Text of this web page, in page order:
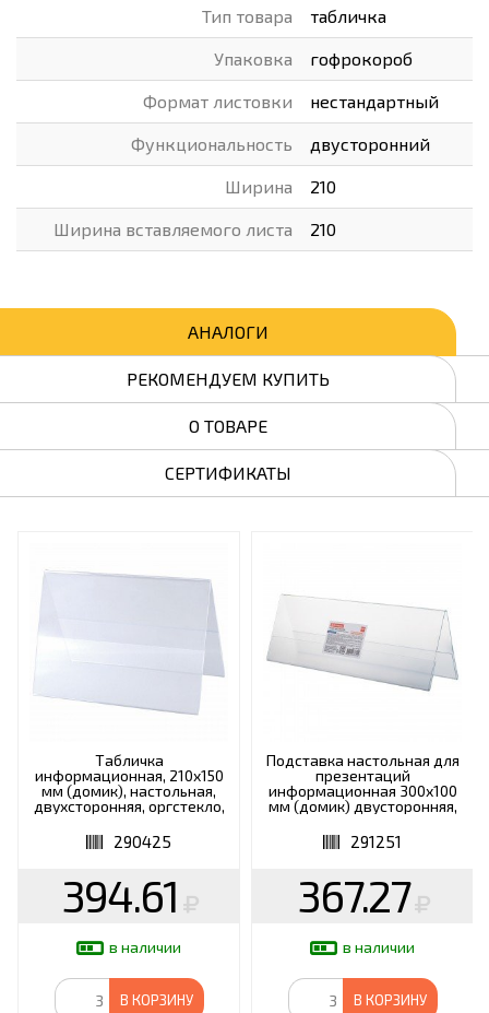
Тип товара табличка
Упаковка гофрокороб
Формат листовки нестандартный
Функциональность двусторонний
Ширина 210
Ширина вставляемого листа 210
АНАЛОГИ
РЕКОМЕНДУЕМ КУПИТЬ
О ТОВАРЕ
СЕРТИФИКАТЫ
Табличка
информационная, 210х150
мм (домик), настольная,
двухсторонняя, оргстекло,
BRAUBERG, 290425
290425
394.61
в наличии
В КОРЗИНУ
Подставка настольная для
презентаций
информационная 300х100
мм (домик) двусторонняя,
BRAUBERG, 291251
291251
367.27
в наличии
В КОРЗИНУ